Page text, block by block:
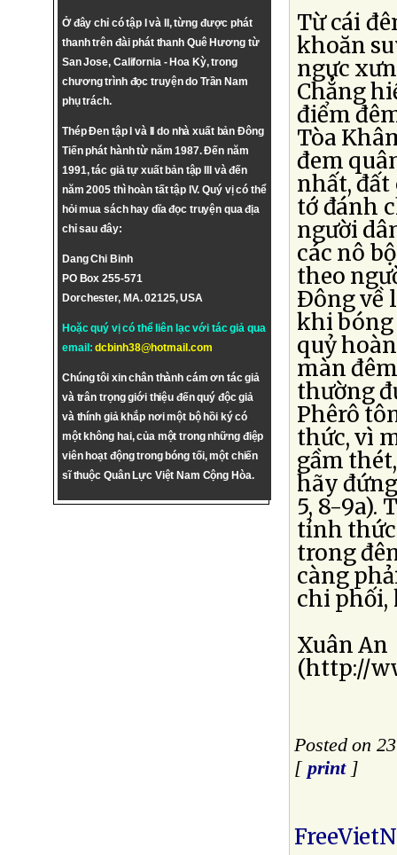
Ở đây chỉ có tập I và II, từng được phát
thanh trên đài phát thanh Quê Hương từ
San Jose, California - Hoa Kỳ, trong
chương trình đọc truyện do Trần Nam
phụ trách.
Thép Đen tập I và II do nhà xuất bản Đông
Tiến phát hành từ năm 1987. Đến năm
1991, tác giả tự xuất bản tập III và đến
năm 2005 thì hoàn tất tập IV. Quý vị có thể
hỏi mua sách hay dĩa đọc truyện qua địa
chỉ sau đây:
Dang Chi Binh
PO Box 255-571
Dorchester, MA. 02125, USA
Hoặc quý vị có thể liên lạc với tác giả qua
email:dcbinh38@hotmail.com
Chúng tôi xin chân thành cám ơn tác giả
và trân trọng giới thiệu đến quý độc giả
và thính giả khắp nơi một bộ hồi ký có
một không hai, của một trong những điệp
viên hoạt động trong bóng tối, một chiến
sĩ thuộc Quân Lực Việt Nam Cộng Hòa.
Từ cái
khoăn
ngực
Chẳng
điểm
Tòa
đem
nhất, đất
tớ đánh
người
các nô
theo
Ðông về
khi bóng
quỷ
màn
thường
Phêrô
thức, vì
gầm
hãy
5, 8-9a).
tỉnh thức
trong
càng
chi phối,
Xuân An
(http://
Posted on
[ print]